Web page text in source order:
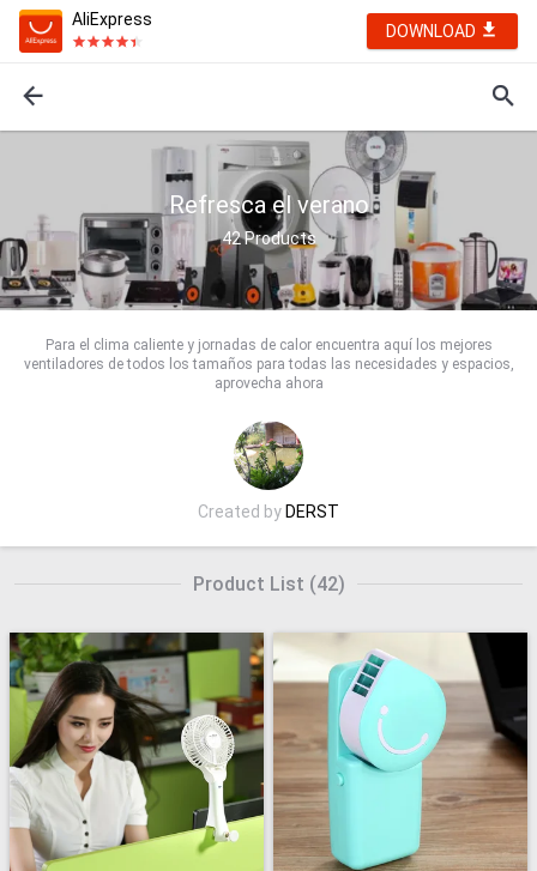
AliExpress
DOWNLOAD
Refresca el verano
42Products
Para el clima caliente y jornadas de calor encuentra aquí los mejores
ventiladores de todos los tamaños para todas las necesidades y espacios,
aprovecha ahora
Created byDERST
Product List (42)